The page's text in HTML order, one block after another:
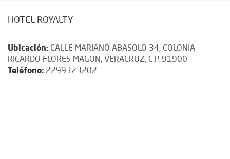
HOTEL ROYALTY
Ubicación: CALLE MARIANO ABASOLO 34, COLONIA
RICARDO FLORES MAGON, VERACRUZ, C.P. 91900
Teléfono: 2299323202